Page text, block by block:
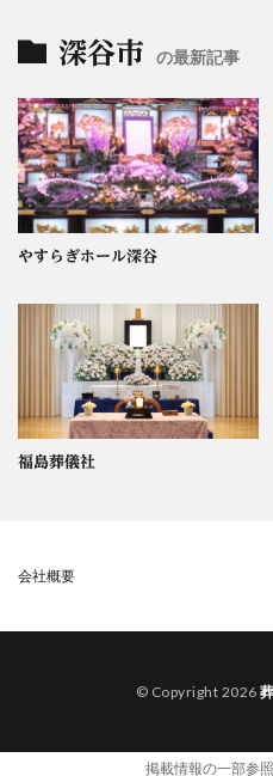
深谷市 の最新記事
やすらぎホール深谷
福島葬儀社
会社概要
© Copyright 2026
掲載情報の一部参照